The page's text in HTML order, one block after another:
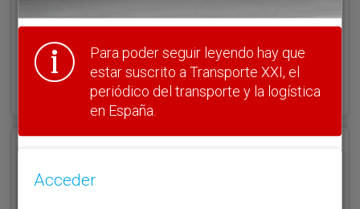
¿Olvidó su clave?
Haga clic aquí para recuperarla.
Para poder seguir leyendo hay que
estar suscrito a Transporte XXI, el
periódico del transporte y la logística
en España.
Acceder